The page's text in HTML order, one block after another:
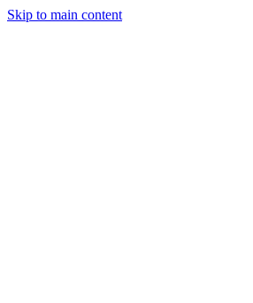
Skip to main content